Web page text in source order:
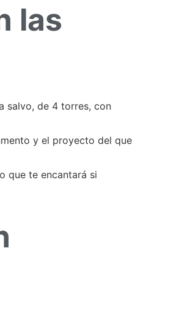
las
salvo, de 4 torres, con
y el proyecto del que
que te encantará si